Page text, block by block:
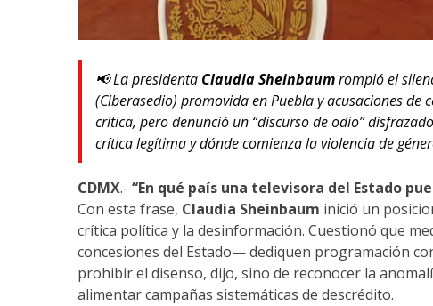
📢 La presidenta Claudia Sheinbaumrompió el
(Ciberasedio) promovida en Puebla y acusaciones de
crítica, pero denunció un “discurso de odio”
crítica legítima y dónde comienza la violencia de
CDMX.- “En qué país una televisora del Estado
Con esta frase, Claudia Sheinbaum inició un
crítica política y la desinformación. Cuestionó que
concesiones del Estado— dediquen programación
prohibir el disenso, dijo, sino de reconocer la
alimentar campañas sistemáticas de descrédito.